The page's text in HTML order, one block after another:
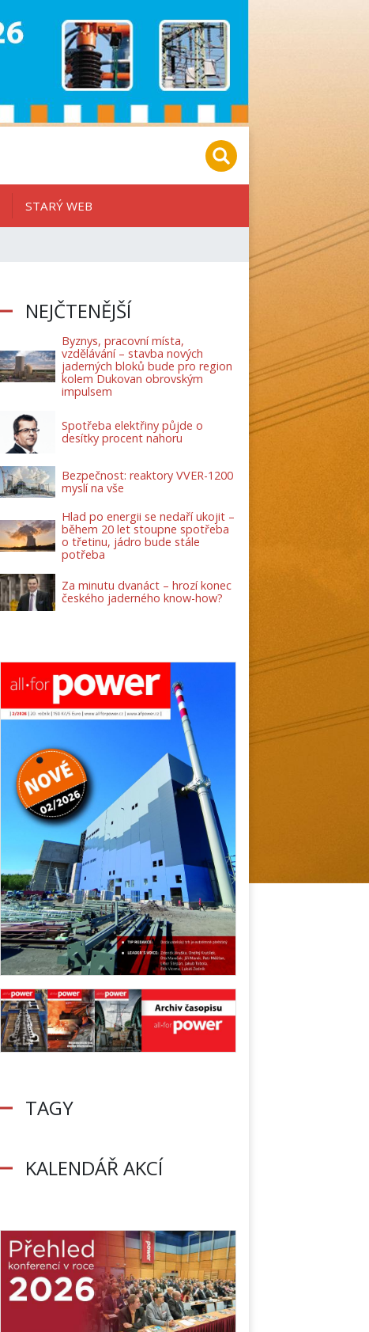
STARÝ WEB
NEJČTENĚJŠÍ
Byznys, pracovní místa,
vzdělávání – stavba nových
jaderných bloků bude pro region
kolem Dukovan obrovským
impulsem
Spotřeba elektřiny půjde o
desítky procent nahoru
Bezpečnost: reaktory VVER-1200
myslí na vše
Hlad po energii se nedaří ukojit –
během 20 let stoupne spotřeba
o třetinu, jádro bude stále
potřeba
Za minutu dvanáct – hrozí konec
českého jaderného know-how?
TAGY
KALENDÁŘ AKCÍ